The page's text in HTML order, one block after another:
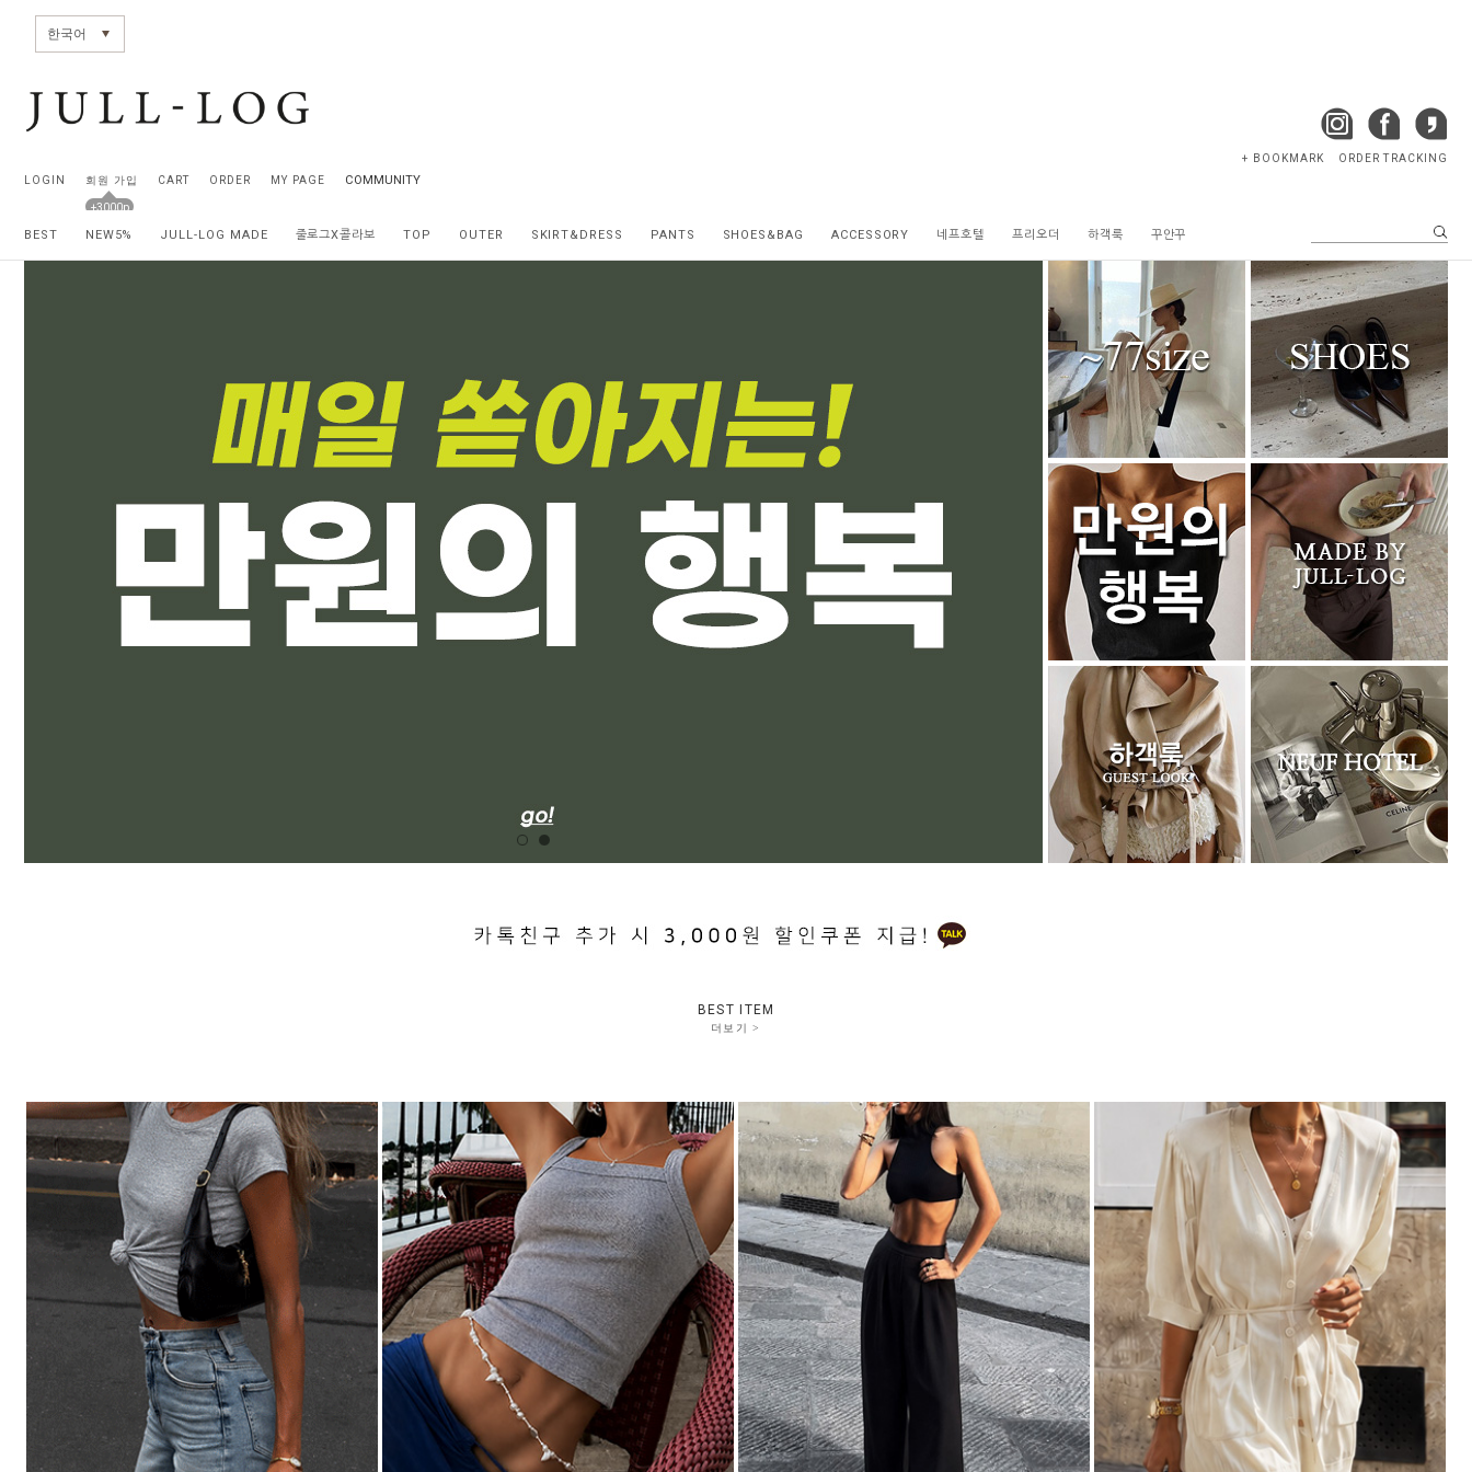
한국어
+ BOOKMARK
ORDER TRACKING
LOGIN
회원 가입
+3000p
CART ORDER MY PAGE COMMUNITY
BEST NEW5% JULL-LOG MADE 줄로그X콜라보 TOP OUTER SKIRT&DRESS PANTS SHOES&BAG ACCESSORY 네프호텔 프리오더 하객룩 꾸안꾸
BEST ITEM
더보기 >